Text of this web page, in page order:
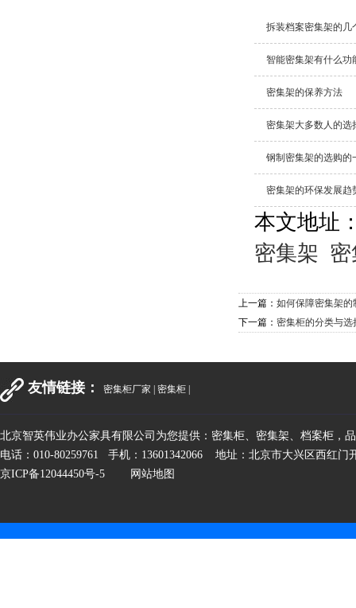
拆装档案密集架的几
智能密集架有什么功
密集架的保养方法
密集架大多数人的选
钢制密集架的选购的
密集架的环保发展趋
本文地址
密集架
上一篇： 如何保障密集架的
下一篇： 密集柜的分类与选
友情链接： 密集柜厂家 密集柜
北京智英伟业办公家具有限公司为您提供：密集柜、密集架、档案柜，
电话：010-80259761 手机：13601342066 地址：北京市大兴区西红门
京ICP备12044450号-5
网站地图